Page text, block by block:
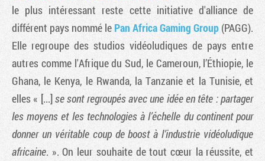
le plus intéressant reste cette initiative d'alliance de
différent pays nommé le Pan Africa Gaming Group (PAGG).
Elle regroupe des studios vidéoludiques de pays entre
autres comme l'Afrique du Sud, le Cameroun, l’Éthiopie, le
Ghana, le Kenya, le Rwanda, la Tanzanie et la Tunisie, et
elles « [...]se sont regroupés avec une idée en tête : partager
les moyens et les technologies à l’échelle du continent pour
donner un véritable coup de boost à l’industrie vidéoludique
africaine. ». On leur souhaite de tout cœur la réussite, et